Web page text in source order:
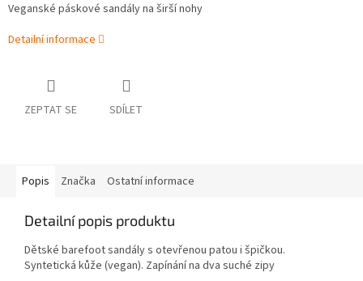
Veganské páskové sandály na širší nohy
Detailní informace
ZEPTAT SE SDÍLET
Popis Značka Ostatní informace
Detailní popis produktu
Dětské barefoot sandály s otevřenou patou i špičkou.
Syntetická kůže (vegan). Zapínání na dva suché zipy